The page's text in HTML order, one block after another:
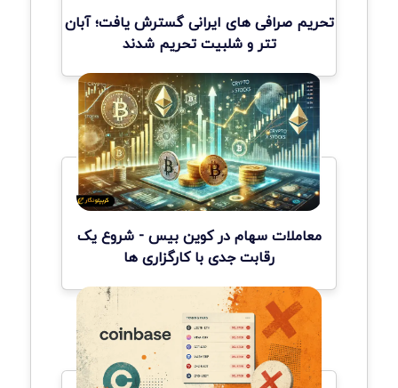
تحریم صرافی های ایرانی گسترش یافت؛ آبان
تتر و شلبیت تحریم شدند
معاملات سهام در کوین بیس - شروع یک
رقابت جدی با کارگزاری ها